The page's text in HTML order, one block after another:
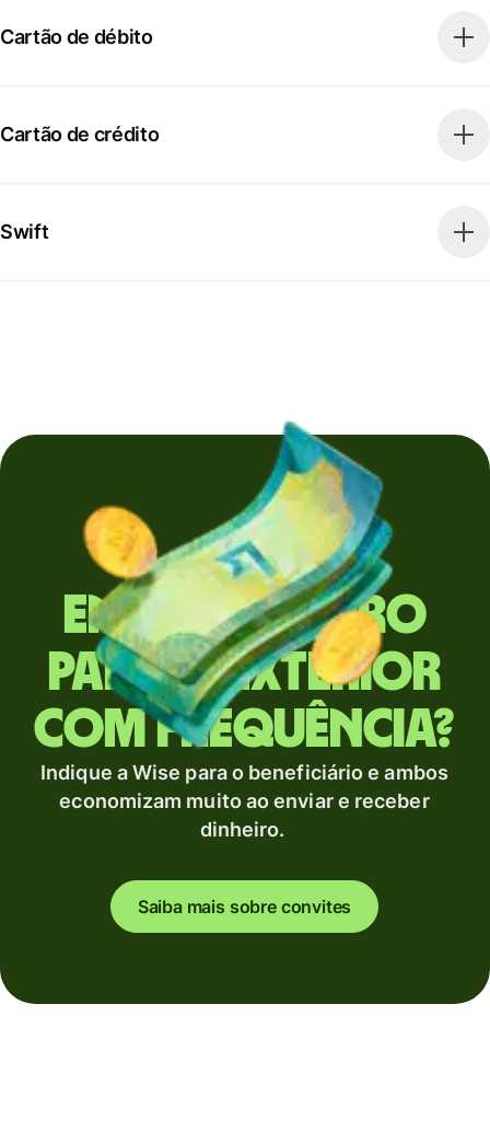
Cartão de débito
Cartão de crédito
Swift
Envia dinheiro
para o exterior
com frequência?
Indique a Wise para o beneficiário e ambos
economizam muito ao enviar e receber
dinheiro.
Saiba mais sobre convites